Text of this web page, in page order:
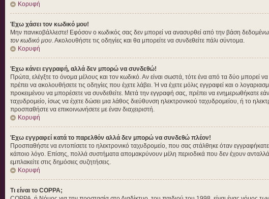
Κορυφή
Έχω χάσει τον κωδικό μου!
Μην πανικοβάλλεστε! Εφόσον ο κωδικός σας δεν μπορεί να ανασυρθεί από την βάση δεδομένων
τον κωδικό μου. Ακολουθήστε τις οδηγίες και θα μπορείτε να συνδεθείτε πάλι σύντομα.
Κορυφή
Έχω κάνει εγγραφή, αλλά δεν μπορώ να συνδεθώ!
Πρώτα, ελέγξτε το όνομα μέλους και τον κωδικό. Αν είναι σωστά, τότε ένα από τα δύο μπορεί
πρέπει να ακολουθήσετε τις οδηγίες που έχετε λάβει. Ή να έχετε μόλις εγγραφεί και ο
προκειμένου να μπορέσετε να συνδεθείτε. Μετά την εγγραφή σας, πρέπει να ενημερωθήκατε εάν
ταχυδρομείο, ίσως να έχετε δώσει μια λάθος διεύθυνση ηλεκτρονικού ταχυδρομείου, ή το
προσπαθήστε να επικοινωνήσετε με έναν διαχειριστή.
Κορυφή
Έχω εγγραφεί κατά το παρελθόν αλλά δεν μπορώ να συνδεθώ πλέον!
Προσπαθήστε να εντοπίσετε το ηλεκτρονικό ταχυδρομείο, που σας στάλθηκε όταν
κάποιο λόγο. Επίσης, πολλά συστήματα απομακρύνουν μέλη περιοδικά που δεν έχουν
εμπλακείτε στις δημόσιες συζητήσεις.
Κορυφή
Τι είναι το COPPA;